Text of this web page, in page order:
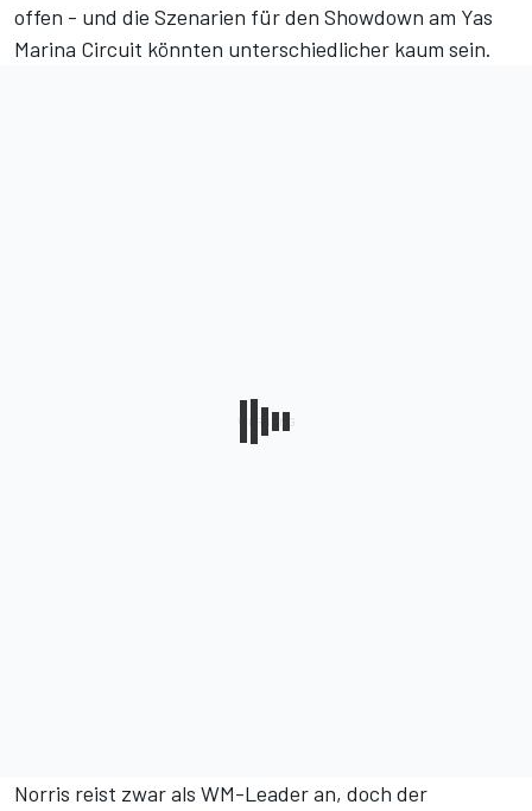
offen - und die Szenarien für den Showdown am Yas
Marina Circuit könnten unterschiedlicher kaum sein.
Norris reist zwar als WM-Leader an, doch der